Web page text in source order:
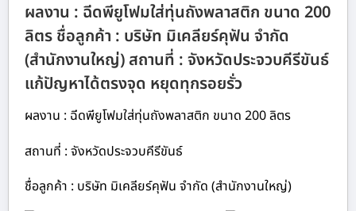
ผลงาน : ฉีดพียูโฟมใส่ทุ่นถังพลาสติก ขนาด 200
ลิตร ชื่อลูกค้า : บริษัท มิเคลียร์คุฟัน จำกัด
(สำนักงานใหญ่) สถานที่ : จังหวัดประจวบคีรีขันธ์
แก้ปัญหาได้ตรงจุด หยุดทุกรอยรั่ว
ผลงาน : ฉีดพียูโฟมใส่ทุ่นถังพลาสติก ขนาด 200 ลิตร
สถานที่ : จังหวัดประจวบคีรีขันธ์
ชื่อลูกค้า : บริษัท มิเคลียร์คุฟัน จำกัด (สำนักงานใหญ่)